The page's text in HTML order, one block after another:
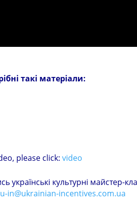
такі матеріали:
please click: video
культурні майстер-
u-in@ukrainian-incentives.com.ua